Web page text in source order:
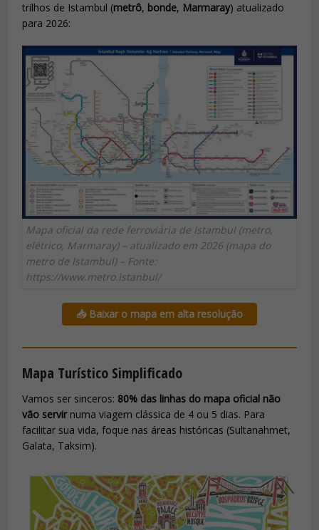
trilhos de Istambul (metrô, bonde, Marmaray) atualizado
para 2026:
Mapa oficial da rede ferroviária de Istambul (metro,
elétrico, Marmaray) – atualizado em 2026 (mapa do
metro de Istambul) – Fonte:
https://www.metro.istanbul/
📥 Baixar o mapa em alta resolução
Mapa Turístico Simplificado
Vamos ser sinceros: 80% das linhas do mapa oficial não
vão servirnuma viagem clássica de 4 ou 5 dias. Para
facilitar sua vida, foque nas áreas históricas (Sultanahmet,
Galata, Taksim).